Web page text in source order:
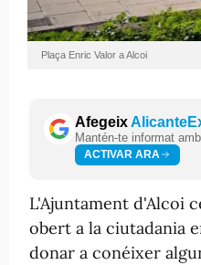
Plaça Enric Valor a Alcoi
Afegeix
Mantén-te informat
ACTIVAR ARA
L'Ajuntament d'Alcoi
obert a la ciutadania
donar a conéixer